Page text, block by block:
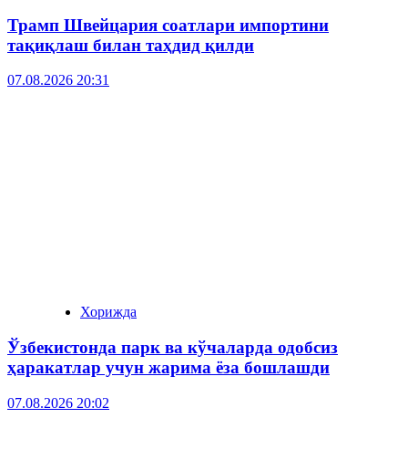
Трамп Швейцария соатлари импортини
тақиқлаш билан таҳдид қилди
07.08.2026 20:31
Хорижда
Ўзбекистонда парк ва кўчаларда одобсиз
ҳаракатлар учун жарима ёза бошлашди
07.08.2026 20:02